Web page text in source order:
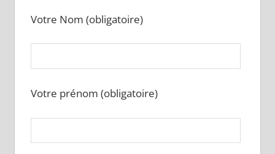
Votre Nom (obligatoire)
Votre prénom (obligatoire)